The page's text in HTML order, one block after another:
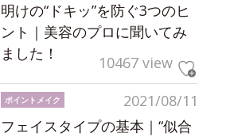
明けの“ドキッ”を防ぐ3つのヒ
ント｜美容のプロに聞いてみ
ました！
10467 view
2021/08/11
ポイントメイク
フェイスタイプの基本｜“似合